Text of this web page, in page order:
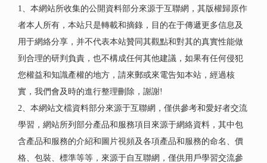
1、本網站所收集的公開資料部分來源于互聯網，其版權歸原作
者本人所有，本站只是轉載和摘錄，目的在于傳遞更多信息及
用于網絡分享，并不代表本站贊同其觀點和對其的真實性能做
到合理的研判負責，也不構成任何其他建議，如果有任何侵犯
您權益和知識產權的地方，請來郵或來電告知本站，經過核
實，我們會及時的進行整理刪除，謝謝!
2、本網站文檔資料部分來源于互聯網，僅供參考和愛好者交流
學習，網站所列部分產品和服務項目來源于網絡資料，其中包
含產品和服務的介紹和圖片視頻及各項產品和服務的命名、價
格、包裝、標準等等，來源于自互聯網，僅供用戶學習交流參